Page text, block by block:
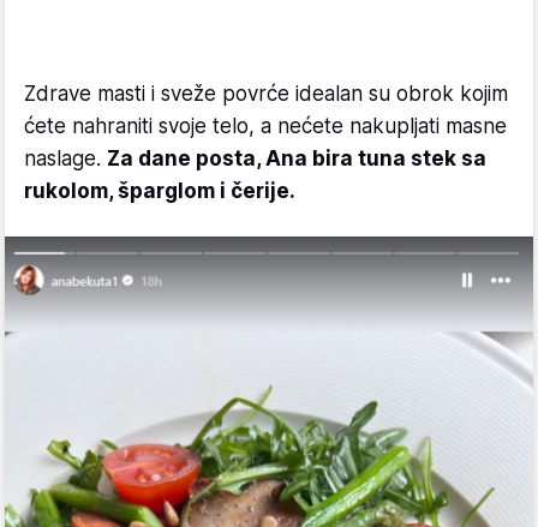
Zdrave masti i sveže povrće idealan su obrok kojim
ćete nahraniti svoje telo, a nećete nakupljati masne
naslage. Za dane posta, Ana bira tuna stek sa
rukolom, šparglom i čerije.